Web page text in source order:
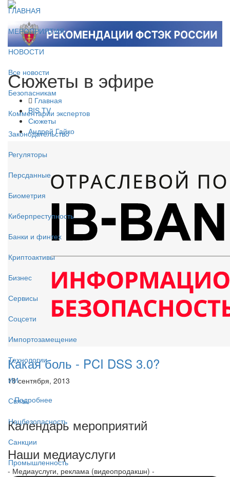
ГЛАВНАЯ
МЕРОПРИЯТИЯ
НОВОСТИ
Все новости
Безопасникам
Комментарии экспертов
Законодательство
Регуляторы
Персданные
Биометрия
Киберпреступность
Банки и финтех
Криптоактивы
Бизнес
Сервисы
Соцсети
Импортозамещение
Технологии
ИИ
Связь
Нацбезопасность
Санкции
Промышленность
Сюжеты в эфире
Главная
BIS TV
Сюжеты
Андрей Гайко
Какая боль - PCI DSS 3.0?
18 сентября, 2013
Подробнее
Календарь мероприятий
Наши медиауслуги
- Медиауслуги, реклама (видеопродакшн) -